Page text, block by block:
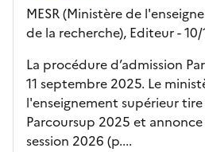
MESR (Ministère de
de la recherche), Editeur-
La procédure d’admission
11 septembre 2025. Le
l'enseignement supérieur
Parcoursup 2025 et
session 2026 (p....